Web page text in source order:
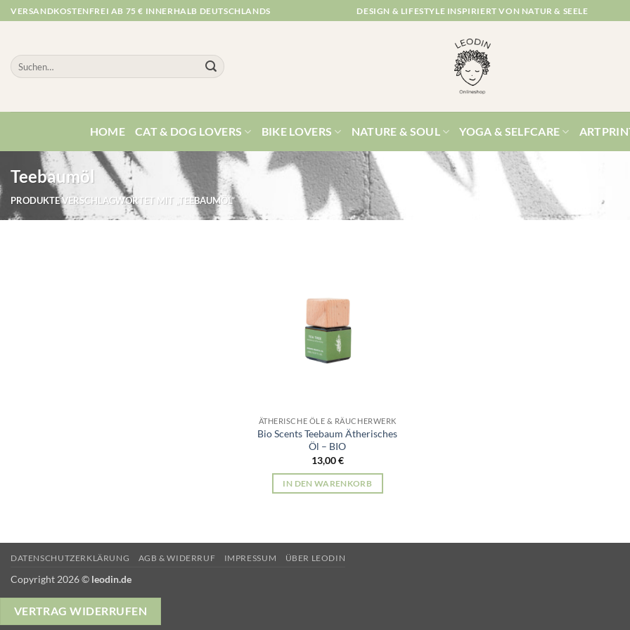
Zum
Inhalt
VERSANDKOSTENFREI AB 75 € INNERHALB DEUTSCHLANDS DESIGN & LIFESTYLE INSPIRIERT VON NATUR & SEELE
Suchen
nach:
HOME CAT & DOG LOVERS BIKE LOVERS NATURE & SOUL YOGA & SELFCARE
Teebaumöl
PRODUKTE VERSCHLAGWORTET MIT „TEEBAUMÖL“
ÄTHERISCHE ÖLE & RÄUCHERWERK
Bio Scents Teebaum Ätherisches
Öl – BIO
13,00€
IN DEN WARENKORB
DATENSCHUTZERKLÄRUNG AGB & WIDERRUF IMPRESSUM ÜBER LEODIN
Copyright 2026 © leodin.de
VERTRAG WIDERRUFEN